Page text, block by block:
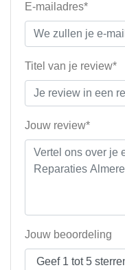
E-mailadres*
Titel van je review*
Jouw review*
Jouw beoordeling